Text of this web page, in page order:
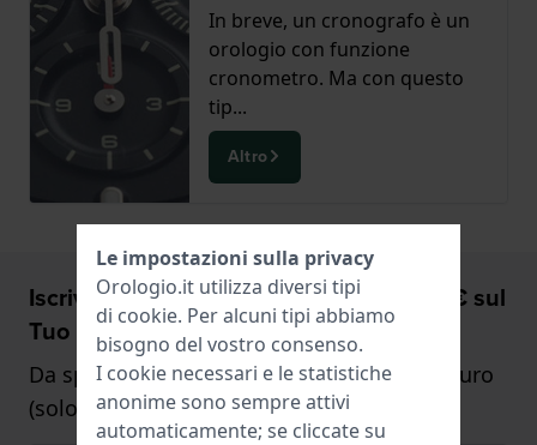
In breve, un cronografo è un
orologio con funzione
cronometro. Ma con questo
tip...
Altro
Iscriviti ora e riceverai uno sconto del 5€ sul
Tuo prossimo orologio.
Da spendere per un ordine di minimo 75 euro
(solo sugli orologi)
Le impostazioni sulla privacy
Orologio.it utilizza diversi tipi
di cookie. Per alcuni tipi abbiamo
bisogno del vostro consenso.
I cookie necessari e le statistiche
anonime sono sempre attivi
automaticamente; se cliccate su